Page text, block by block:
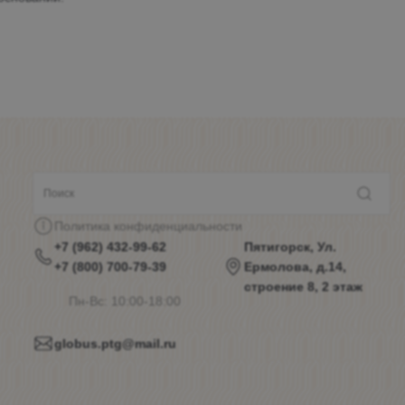
Политика конфиденциальности
+7 (962) 432-99-62
+7 (800) 700-79-39
Пн-Вс: 10:00-18:00
Пятигорск, Ул.
Ермолова, д.14,
строение 8, 2 этаж
globus.ptg@mail.ru